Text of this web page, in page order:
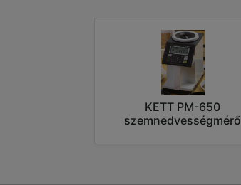
KETT PM-650
szemnedvességmérő